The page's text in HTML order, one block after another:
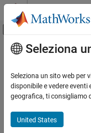
Vai al contenuto
Attiva/
Risorsa
Stato
Contenuto principale
Seleziona
Seleziona un sito web per
disponibile e vedere
geografica, ti consigliamo
United States